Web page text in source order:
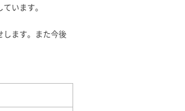
います。
します。また今後